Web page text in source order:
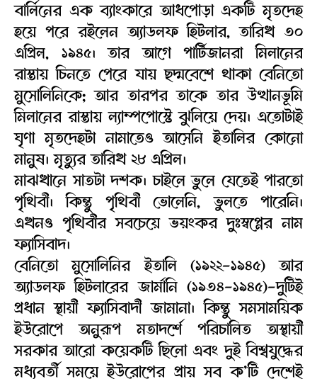
বার্লিনের এক ব্যাংকারে আধপোড়া একটি মৃতদেহ
হয়ে পরে রইলেন অ্যাডলফ হিটলার, তারিখ ৩০
এপ্রিল, ১৯৪৫। তার আগে পার্টিজানরা মিলানের
রাস্তায় চিনতে পেরে যায় ছদ্মবেশে থাকা বেনিতো
মুসোলিনিকে; আর তারপর তাকে তার উত্থানভূমি
মিলানের রাস্তায় ল্যাম্পপোস্টে ঝুলিয়ে দেয়। এতোটাই
ঘৃণা মৃতদেহটা নামাতেও আসেনি ইতালির কোনো
মানুষ। মৃত্যুর তারিখ ২৮ এপ্রিল।
মাঝখানে সাতটা দশক। চাইলে ভুলে যেতেই পারতো
পৃথিবী। কিন্তু পৃথিবী ভোলেনি, ভুলতে পারেনি।
এখনও পৃথিবীর সবচেয়ে ভয়ংকর দুঃস্বপ্নের নাম
ফ্যাসিবাদ।
বেনিতো মুসোলিনির ইতালি (১৯২২-১৯৪৫) আর
অ্যাডলফ হিটলারের জার্মানি (১৯৩৪-১৯৪৫)-দুটিই
প্রধান স্থায়ী ফ্যাসিবাদী জামানা। কিন্তু সমসাময়িক
ইউরোপে অনুরূপ মতাদর্শে পরিচালিত অস্থায়ী
সরকার আরো কয়েকটি ছিলো এবং দুই বিশ্বযুদ্ধের
মধ্যবর্তী সময়ে ইউরোপের প্রায় সব ক’টি দেশেই